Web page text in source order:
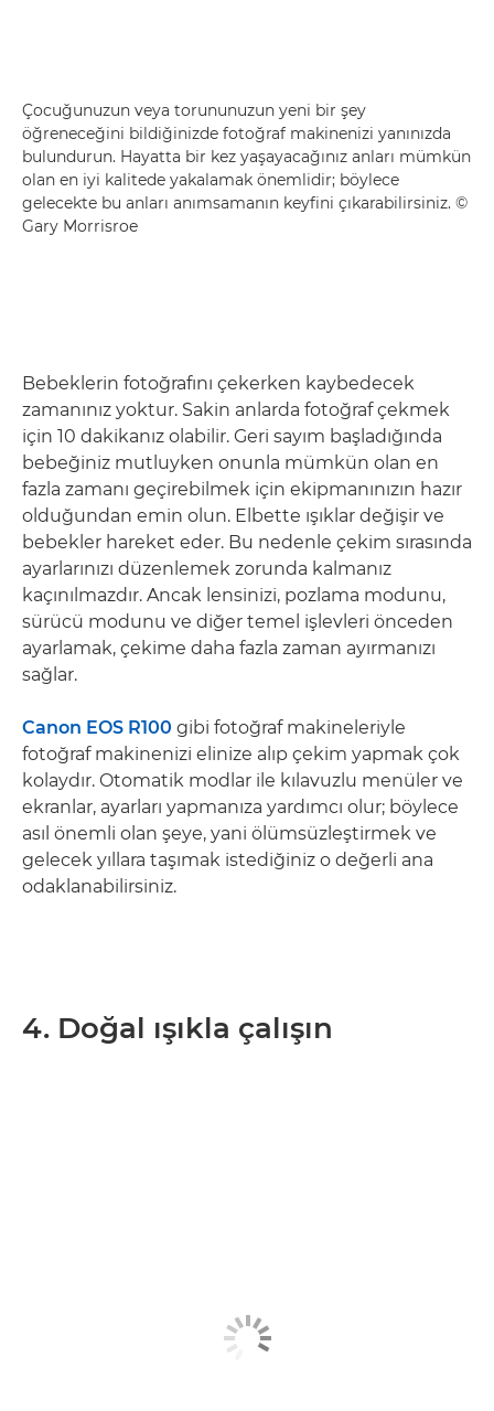
Çocuğunuzun veya torununuzun yeni bir şey
öğreneceğini bildiğinizde fotoğraf makinenizi yanınızda
bulundurun. Hayatta bir kez yaşayacağınız anları mümkün
olan en iyi kalitede yakalamak önemlidir; böylece
gelecekte bu anları anımsamanın keyfini çıkarabilirsiniz. ©
Gary Morrisroe
Bebeklerin fotoğrafını çekerken kaybedecek
zamanınız yoktur. Sakin anlarda fotoğraf çekmek
için 10 dakikanız olabilir. Geri sayım başladığında
bebeğiniz mutluyken onunla mümkün olan en
fazla zamanı geçirebilmek için ekipmanınızın hazır
olduğundan emin olun. Elbette ışıklar değişir ve
bebekler hareket eder. Bu nedenle çekim sırasında
ayarlarınızı düzenlemek zorunda kalmanız
kaçınılmazdır. Ancak lensinizi, pozlama modunu,
sürücü modunu ve diğer temel işlevleri önceden
ayarlamak, çekime daha fazla zaman ayırmanızı
sağlar.
Canon EOS R100 gibi fotoğraf makineleriyle
fotoğraf makinenizi elinize alıp çekim yapmak çok
kolaydır. Otomatik modlar ile kılavuzlu menüler ve
ekranlar, ayarları yapmanıza yardımcı olur; böylece
asıl önemli olan şeye, yani ölümsüzleştirmek ve
gelecek yıllara taşımak istediğiniz o değerli ana
odaklanabilirsiniz.
4. Doğal ışıkla çalışın